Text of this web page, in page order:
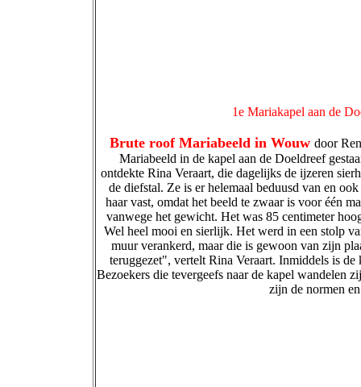
1e Mariakapel aan de
Brute roof Mariabeeld in Wouw door
Mariabeeld in de kapel aan de Doeldreef
ontdekte Rina Veraart, die dagelijks de ijzeren
de diefstal. Ze is er helemaal beduusd van en
haar vast, omdat het beeld te zwaar is voor één
vanwege het gewicht. Het was 85 centimeter
Wel heel mooi en sierlijk. Het werd in een stolp
muur verankerd, maar die is gewoon van zijn
teruggezet", vertelt Rina Veraart. Inmiddels is
Bezoekers die tevergeefs naar de kapel wandelen
zijn de normen